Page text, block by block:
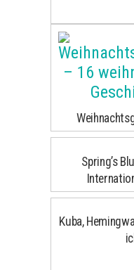
Spring’s
Kuba,